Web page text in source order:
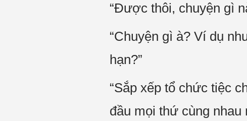
“Được thôi, chuyện gì
“Chuyện gì à? Ví dụ
hạn?”
“Sắp xếp tổ chức tiệc
đầu mọi thứ cùng nhau